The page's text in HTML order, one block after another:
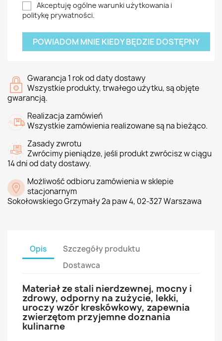
Akceptuję ogólne warunki użytkowania i
politykę prywatności.
POWIADOM MNIE KIEDY BĘDZIE DOSTĘPNY
Gwarancja 1 rok od daty dostawy
Wszystkie produkty, trwałego użytku, są objęte
gwarancją.
Realizacja zamówień
Wszystkie zamówienia realizowane są na bieżąco.
Zasady zwrotu
Zwrócimy pieniądze, jeśli produkt zwrócisz w ciągu
14 dni od daty dostawy.
Możliwość odbioru zamówienia w sklepie
stacjonarnym
Sokołowskiego Grzymały 2a paw 4, 02-327 Warszawa
Opis
Szczegóły produktu
Dostawca
Materiał ze stali nierdzewnej, mocny i
zdrowy, odporny na zużycie, lekki,
uroczy wzór kreskówkowy, zapewnia
zwierzętom przyjemne doznania
kulinarne